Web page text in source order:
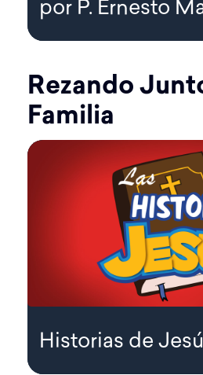
por P. Ernesto
Rezando
Familia
Historias de